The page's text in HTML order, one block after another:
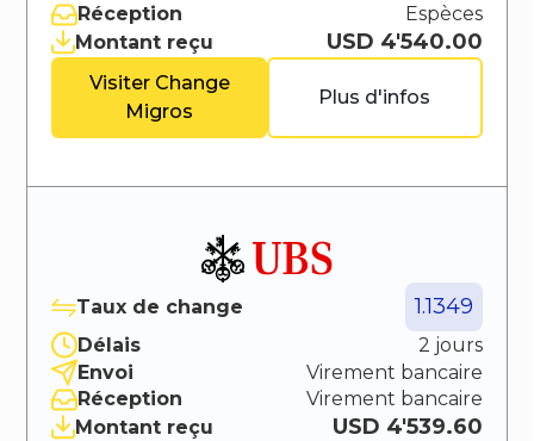
Réception
Espèces
Montant reçu
USD 4'540.00
Visiter Change
Migros
Plus d'infos
Taux de change 1.1349
Délais
2 jours
Envoi
Virement bancaire
Réception
Virement bancaire
Montant reçu
USD 4'539.60